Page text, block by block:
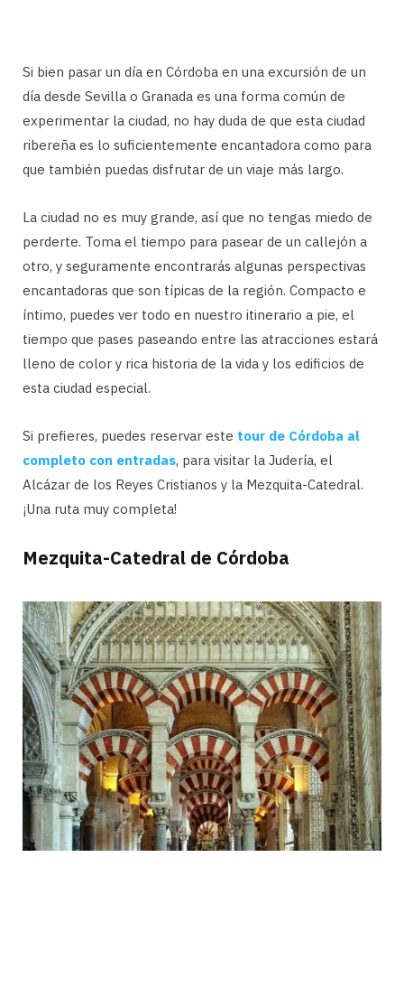
Si bien pasar un día en Córdoba en una excursión de un
día desde Sevilla o Granada es una forma común de
experimentar la ciudad, no hay duda de que esta ciudad
ribereña es lo suficientemente encantadora como para
que también puedas disfrutar de un viaje más largo.
La ciudad no es muy grande, así que no tengas miedo de
perderte. Toma el tiempo para pasear de un callejón a
otro, y seguramente encontrarás algunas perspectivas
encantadoras que son típicas de la región. Compacto e
íntimo, puedes ver todo en nuestro itinerario a pie, el
tiempo que pases paseando entre las atracciones estará
lleno de color y rica historia de la vida y los edificios de
esta ciudad especial.
Si prefieres, puedes reservar este tour de Córdoba al
completo con entradas, para visitar la Judería, el
Alcázar de los Reyes Cristianos y la Mezquita-Catedral.
¡Una ruta muy completa!
Mezquita-Catedral de Córdoba